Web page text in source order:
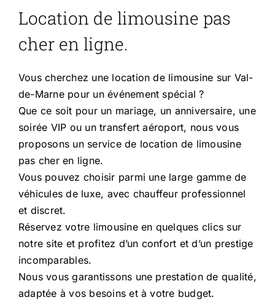
Location de limousine pas
cher en ligne.
Vous cherchez une location de limousine sur Val-
de-Marne pour un événement spécial ?
Que ce soit pour un mariage, un anniversaire, une
soirée VIP ou un transfert aéroport, nous vous
proposons un service de location de limousine
pas cher en ligne.
Vous pouvez choisir parmi une large gamme de
véhicules de luxe, avec chauffeur professionnel
et discret.
Réservez votre limousine en quelques clics sur
notre site et profitez d’un confort et d’un prestige
incomparables.
Nous vous garantissons une prestation de qualité,
adaptée à vos besoins et à votre budget.